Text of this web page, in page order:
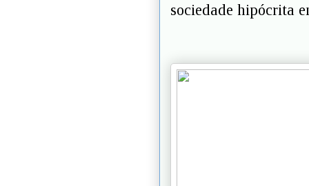
sociedade hipócrita